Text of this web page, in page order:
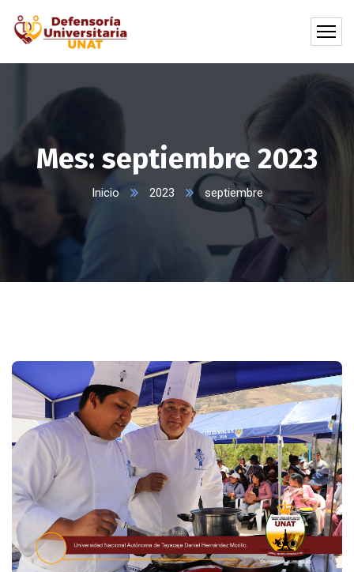
Mes: septiembre 2023
Inicio 2023 septiembre